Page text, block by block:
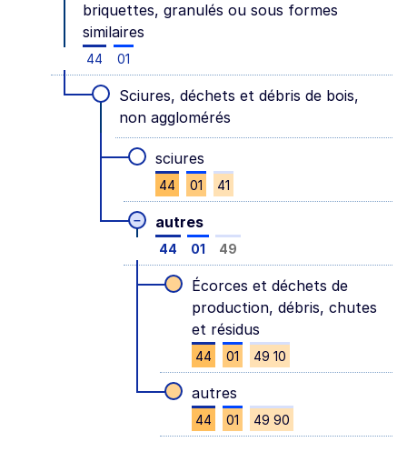
briquettes, granulés ou sous formes
similaires
44 01
Sciures, déchets et débris de bois,
non agglomérés
sciures
44 01 41
– autres
44 01 49
Écorces et déchets de
production, débris, chutes
et résidus
44 01 49 10
autres
44 01 49 90